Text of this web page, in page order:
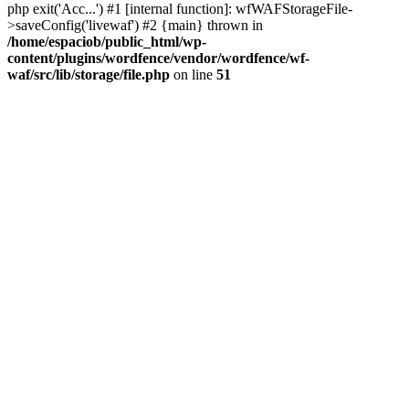
php exit('Acc...') #1 [internal function]: wfWAFStorageFile-
>saveConfig('livewaf') #2 {main} thrown in
/home/espaciob/public_html/wp-
content/plugins/wordfence/vendor/wordfence/wf-
waf/src/lib/storage/file.php on line 51